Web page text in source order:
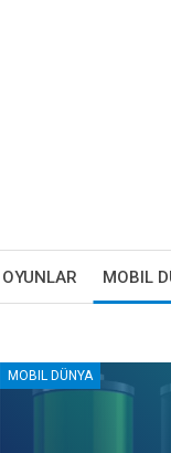
MOBIL
MOBIL DÜNYA